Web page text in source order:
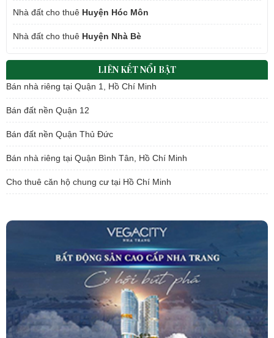
Nhà đất cho thuê Huyện Hóc Môn
Nhà đất cho thuê Huyện Nhà Bè
LIÊN KẾT NỔI BẬT
Bán nhà riêng tại Quận 1, Hồ Chí Minh
Bán đất nền Quận 12
Bán đất nền Quận Thủ Đức
Bán nhà riêng tại Quận Bình Tân, Hồ Chí Minh
Cho thuê căn hộ chung cư tại Hồ Chí Minh